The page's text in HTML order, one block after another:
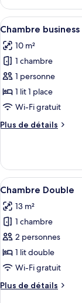
le
type
de
Chambre
Triple
Afficher
toutes
les
photos
pour
ce
type
chambre :
4
Chambre business
10 m²
1 chambre
1 personne
1 lit 1 place
Wi-Fi gratuit
Plus de détails
Plus
le
type
de
Chambre
business
Afficher
toutes
les
photos
pour
ce
type
chambre :
4
Chambre Double
13 m²
1 chambre
2 personnes
1 lit double
Wi-Fi gratuit
Plus de détails
Plus